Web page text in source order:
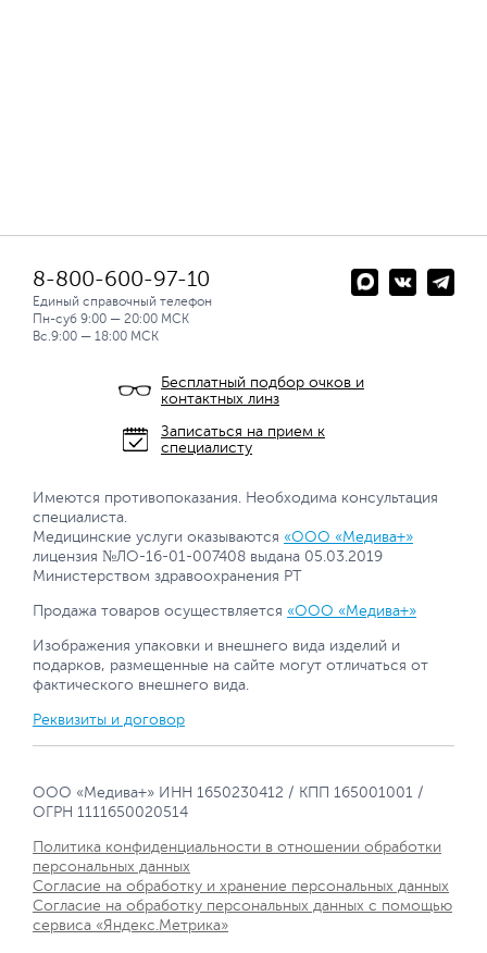
8-800-600-97-10
Единый справочный телефон
Пн-суб 9:00 — 20:00 МСК
Вс.9:00 — 18:00 МСК
Бесплатный подбор очков и
контактных линз
Записаться на прием к
специалисту
Имеются противопоказания. Необходима консультация
специалиста.
Медицинские услуги оказываются «ООО «Медива+»
лицензия №ЛО-16-01-007408 выдана 05.03.2019
Министерством здравоохранения РТ
Продажа товаров осуществляется «ООО «Медива+»
Изображения упаковки и внешнего вида изделий и
подарков, размещенные на сайте могут отличаться от
фактического внешнего вида.
Реквизиты и договор
ООО «Медива+» ИНН 1650230412 / КПП 165001001 /
ОГРН 1111650020514
Политика конфиденциальности в отношении обработки
персональных данных
Согласие на обработку и хранение персональных данных
Согласие на обработку персональных данных с помощью
сервиса «Яндекс.Метрика»